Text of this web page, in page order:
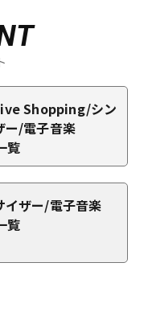
Shopping/シン
ー/電子音楽
覧
イザー/電子音楽
覧